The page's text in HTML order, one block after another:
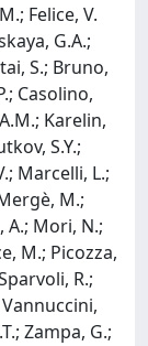
Felice, V.
G.A.;
S.; Bruno,
Casolino,
Karelin,
S.Y.;
Marcelli, L.;
M.;
A.; Mori, N.;
M.; Picozza,
R.;
Zampa, G.;